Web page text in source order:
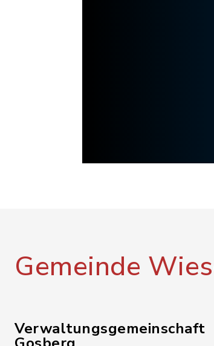
Gemeinde
Verwaltungsgemeinschaft